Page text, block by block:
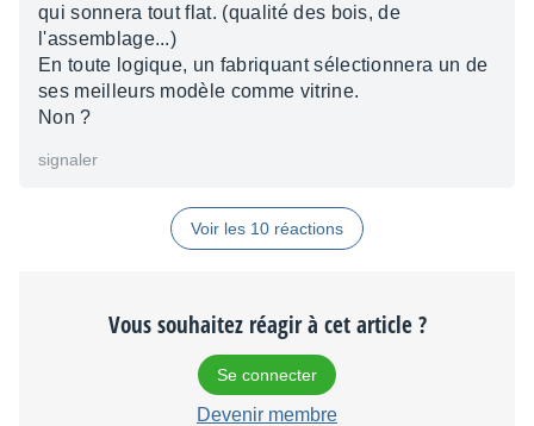
qui sonnera tout flat. (qualité des bois, de
l'assemblage...)
En toute logique, un fabriquant sélectionnera un de
ses meilleurs modèle comme vitrine.
Non ?
signaler
Voir les 10 réactions
Vous souhaitez réagir à cet article ?
Se connecter
Devenir membre